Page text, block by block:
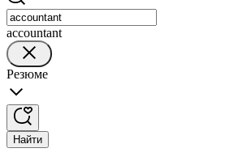
accountant
Резюме
Найти